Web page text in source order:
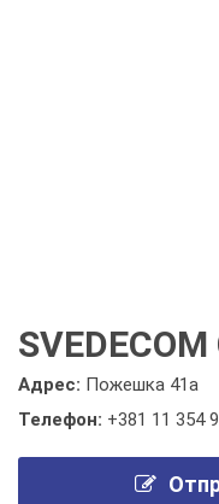
SVEDECOM
Адрес: Пожешка 41а
Телефон: +381 11 354